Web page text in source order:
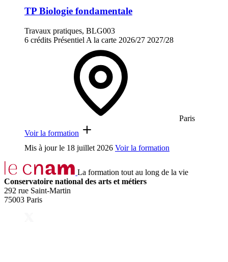
TP Biologie fondamentale
Travaux pratiques, BLG003
6 crédits Présentiel A la carte 2026/27 2027/28
Paris
Voir la formation
Mis à jour le 18 juillet 2026 Voir la formation
La formation tout au long de la vie
Conservatoire national des arts et métiers
292 rue Saint-Martin
75003 Paris